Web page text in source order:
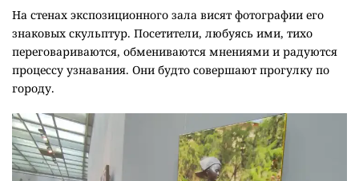
На стенах экспозиционного зала висят фотографии его
знаковых скульптур. Посетители, любуясь ими, тихо
переговариваются, обмениваются мнениями и радуются
процессу узнавания. Они будто совершают прогулку по
городу.